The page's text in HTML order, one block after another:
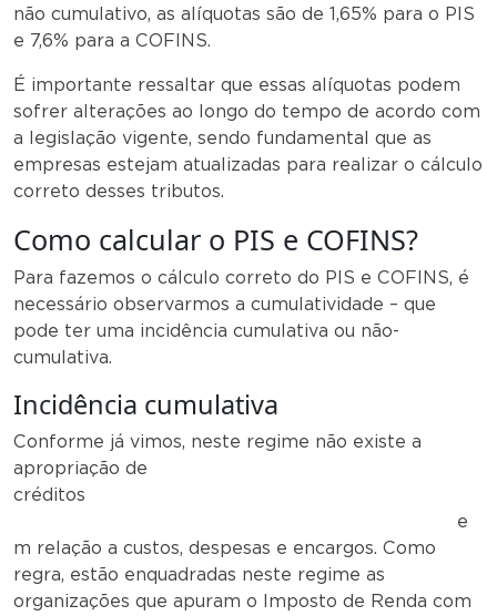
não cumulativo, as alíquotas são de 1,65% para o PIS
e 7,6% para a COFINS.
É importante ressaltar que essas alíquotas podem
sofrer alterações ao longo do tempo de acordo com
a legislação vigente, sendo fundamental que as
empresas estejam atualizadas para realizar o cálculo
correto desses tributos.
Como calcular o PIS e COFINS?
Para fazemos o cálculo correto do PIS e COFINS, é
necessário observarmos a cumulatividade – que
pode ter uma incidência cumulativa ou não-
cumulativa.
Incidência cumulativa
Conforme já vimos, neste regime não existe a
apropriação de
créditos
e
m relação a custos, despesas e encargos. Como
regra, estão enquadradas neste regime as
organizações que apuram o Imposto de Renda com